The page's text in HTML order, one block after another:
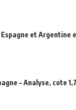
Espagne et
– Analyse, cote